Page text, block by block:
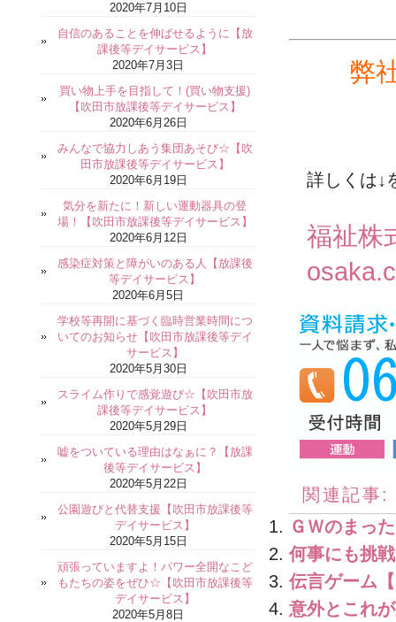
弊
詳しくは↓
福祉株
関連記事:
ＧＷのまっ
何事にも挑
伝言ゲーム
意外とこれ
2020年7月10日
自信のあることを伸ばせるように【放
課後等デイサービス】
2020年7月3日
買い物上手を目指して！(買い物支援)
【吹田市放課後等デイサービス】
2020年6月26日
みんなで協力しあう集団あそび☆【吹
田市放課後等デイサービス】
2020年6月19日
気分を新たに！新しい運動器具の登
場！【吹田市放課後等デイサービス】
2020年6月12日
感染症対策と障がいのある人【放課後
等デイサービス】
2020年6月5日
学校等再開に基づく臨時営業時間につ
いてのお知らせ【吹田市放課後等デイ
サービス】
2020年5月30日
スライム作りで感覚遊び☆【吹田市放
課後等デイサービス】
2020年5月29日
嘘をついている理由はなぁに？【放課
後等デイサービス】
2020年5月22日
公園遊びと代替支援【吹田市放課後等
デイサービス】
2020年5月15日
頑張っていますよ！パワー全開なこど
もたちの姿をぜひ☆【吹田市放課後等
デイサービス】
2020年5月8日